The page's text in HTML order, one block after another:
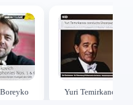
Yuri Temirkanov